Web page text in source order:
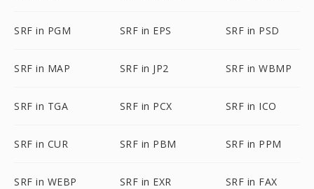
SRF in PGM SRF in EPS SRF in PSD
SRF in MAP SRF in JP2 SRF in WBMP
SRF in TGA SRF in PCX SRF in ICO
SRF in CUR SRF in PBM SRF in PPM
SRF in WEBP SRF in EXR SRF in FAX